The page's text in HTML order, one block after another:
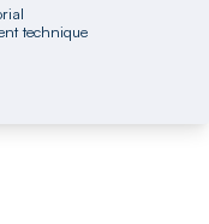
technique